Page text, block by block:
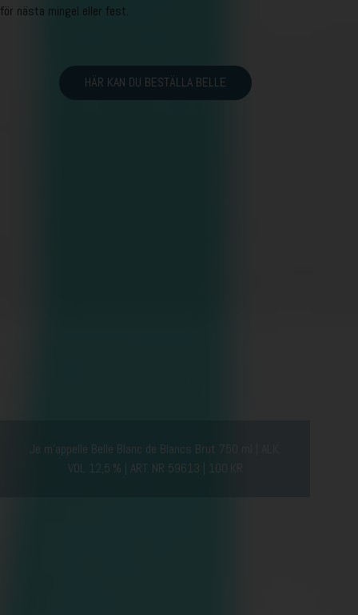
för nästa mingel eller fest.
HÄR KAN DU BESTÄLLA BELLE
Je m'appelle Belle Blanc de Blancs Brut 750 ml
VOL 12,5 % ART. NR 59613 100 KR